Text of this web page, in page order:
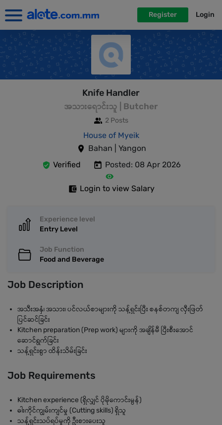
Register Login
Knife Handler
အသားရောင်းသူ | Butcher
2 Posts
House of Myeik
Bahan | Yangon
Verified
Posted: 08 Apr 2026
Login to view Salary
Experience level
Entry Level
Job Function
Food and Beverage
Job Description
အသီးအနှံ၊ အသား၊ ပင်လယ်စာများကို သန့်ရှင်းပြီး စနစ်တကျ လှီးဖြတ်
ပြင်ဆင်ခြင်း
Kitchen preparation (Prep work) များကို အချိန်မီ ပြီးစီးအောင်
ဆောင်ရွက်ခြင်း
သန့်ရှင်းစွာ ထိန်းသိမ်းခြင်း
Job Requirements
Kitchen experience (ရှိလျှင် ပိုမိုကောင်းမွန်)
ဓါးကိုင်ကျွမ်းကျင်မှု (Cutting skills) ရှိသူ
သန့်ရှင်းသပ်ရပ်မှုကို ဦးစားပေးသူ